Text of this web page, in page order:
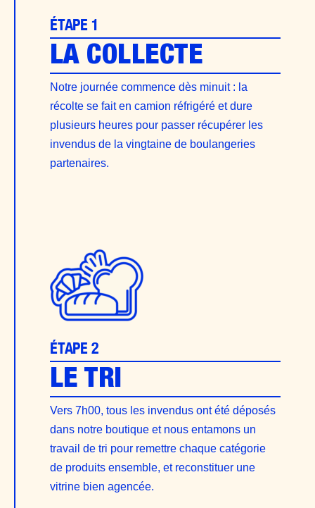
ÉTAPE 1
LA COLLECTE
Notre journée commence dès minuit : la
récolte se fait en camion réfrigéré et dure
plusieurs heures pour passer récupérer les
invendus de la vingtaine de boulangeries
partenaires.
ÉTAPE 2
LE TRI
Vers 7h00, tous les invendus ont été déposés
dans notre boutique et nous entamons un
travail de tri pour remettre chaque catégorie
de produits ensemble, et reconstituer une
vitrine bien agencée.